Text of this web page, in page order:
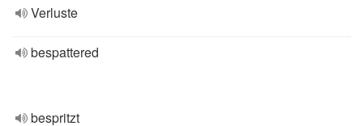
Verluste
bespattered
bespritzt